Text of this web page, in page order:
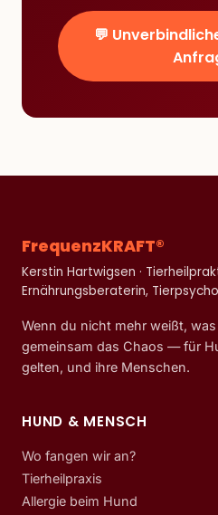
💬
FrequenzKRAFT®
Kerstin Hartwigsen ·
Ernährungsberaterin,
Wenn du nicht mehr weißt,
gemeinsam das Chaos — für
gelten, und ihre Menschen.
HUND & MENSCH
Wo fangen wir an?
Tierheilpraxis
Allergie beim Hund